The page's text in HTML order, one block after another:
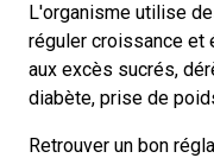
L'organisme utilise
réguler croissance et
aux excès sucrés,
diabète, prise de
Retrouver un bon